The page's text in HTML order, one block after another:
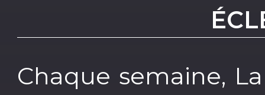
Chaque semaine,